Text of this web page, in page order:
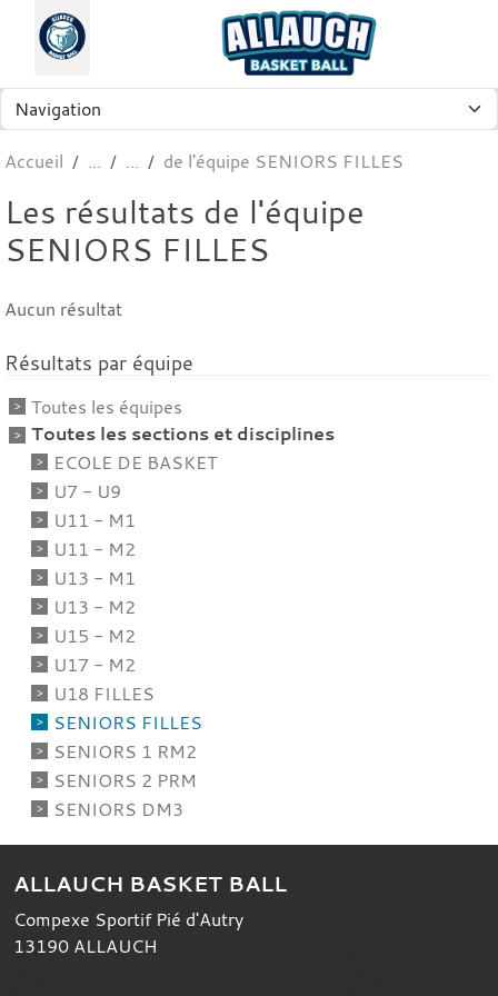
Accueil de l'équipe SENIORS FILLES
Les résultats de l'équipe
SENIORS FILLES
Aucun résultat
Résultats par équipe
Toutes les équipes
Toutes les sections et disciplines
ECOLE DE BASKET
U7 - U9
U11 - M1
U11 - M2
U13 - M1
U13 - M2
U15 - M2
U17 - M2
U18 FILLES
SENIORS FILLES
SENIORS 1 RM2
SENIORS 2 PRM
SENIORS DM3
ALLAUCH BASKET BALL
Compexe Sportif Pié d'Autry
13190 ALLAUCH
Panneau de gestion des cookies